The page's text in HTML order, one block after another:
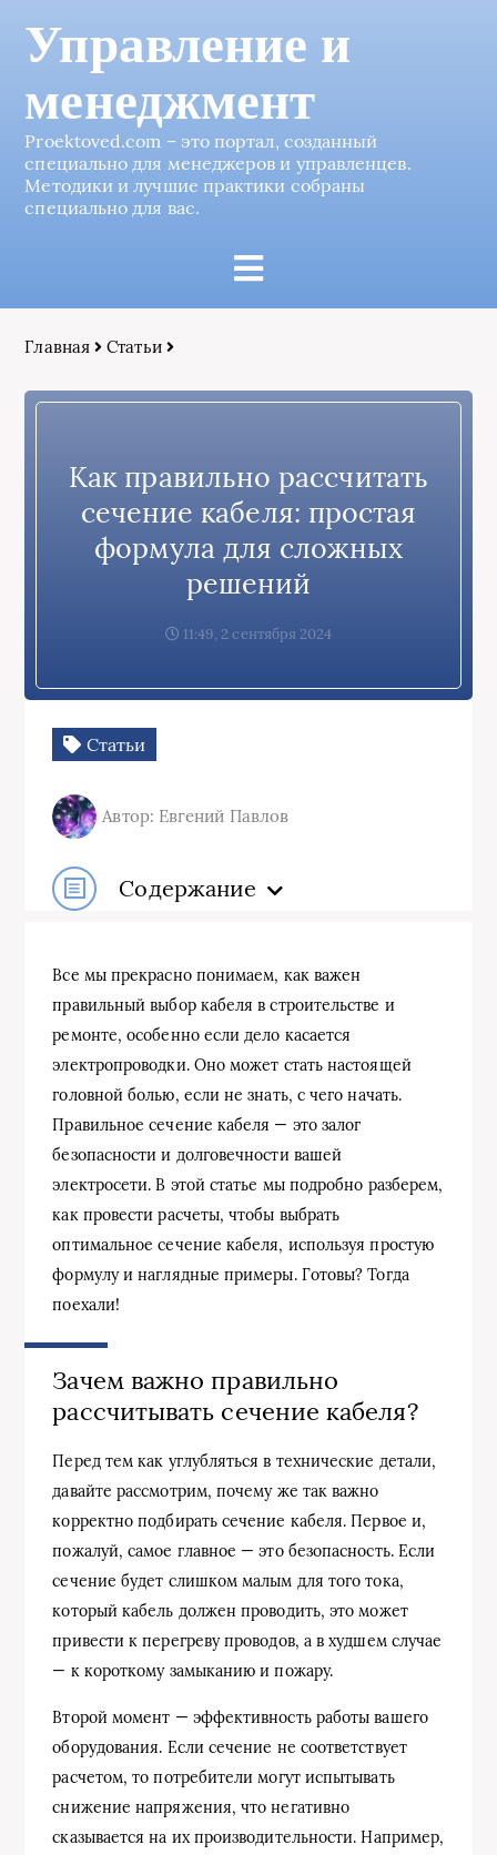
Управление и
менеджмент
Proektoved.com – это портал, созданный
специально для менеджеров и управленцев.
Методики и лучшие практики собраны
специально для вас.
Главная Статьи
Как правильно рассчитать
сечение кабеля: простая
формула для сложных
решений
11:49, 2 сентября 2024
Статьи
Автор: Евгений Павлов
Содержание
Все мы прекрасно понимаем, как важен
правильный выбор кабеля в строительстве и
ремонте, особенно если дело касается
электропроводки. Оно может стать настоящей
головной болью, если не знать, с чего начать.
Правильное сечение кабеля — это залог
безопасности и долговечности вашей
электросети. В этой статье мы подробно разберем,
как провести расчеты, чтобы выбрать
оптимальное сечение кабеля, используя простую
формулу и наглядные примеры. Готовы? Тогда
поехали!
Зачем важно правильно
рассчитывать сечение кабеля?
Перед тем как углубляться в технические детали,
давайте рассмотрим, почему же так важно
корректно подбирать сечение кабеля. Первое и,
пожалуй, самое главное — это безопасность. Если
сечение будет слишком малым для того тока,
который кабель должен проводить, это может
привести к перегреву проводов, а в худшем случае
— к короткому замыканию и пожару.
Второй момент — эффективность работы вашего
оборудования. Если сечение не соответствует
расчетом, то потребители могут испытывать
снижение напряжения, что негативно
сказывается на их производительности. Например,